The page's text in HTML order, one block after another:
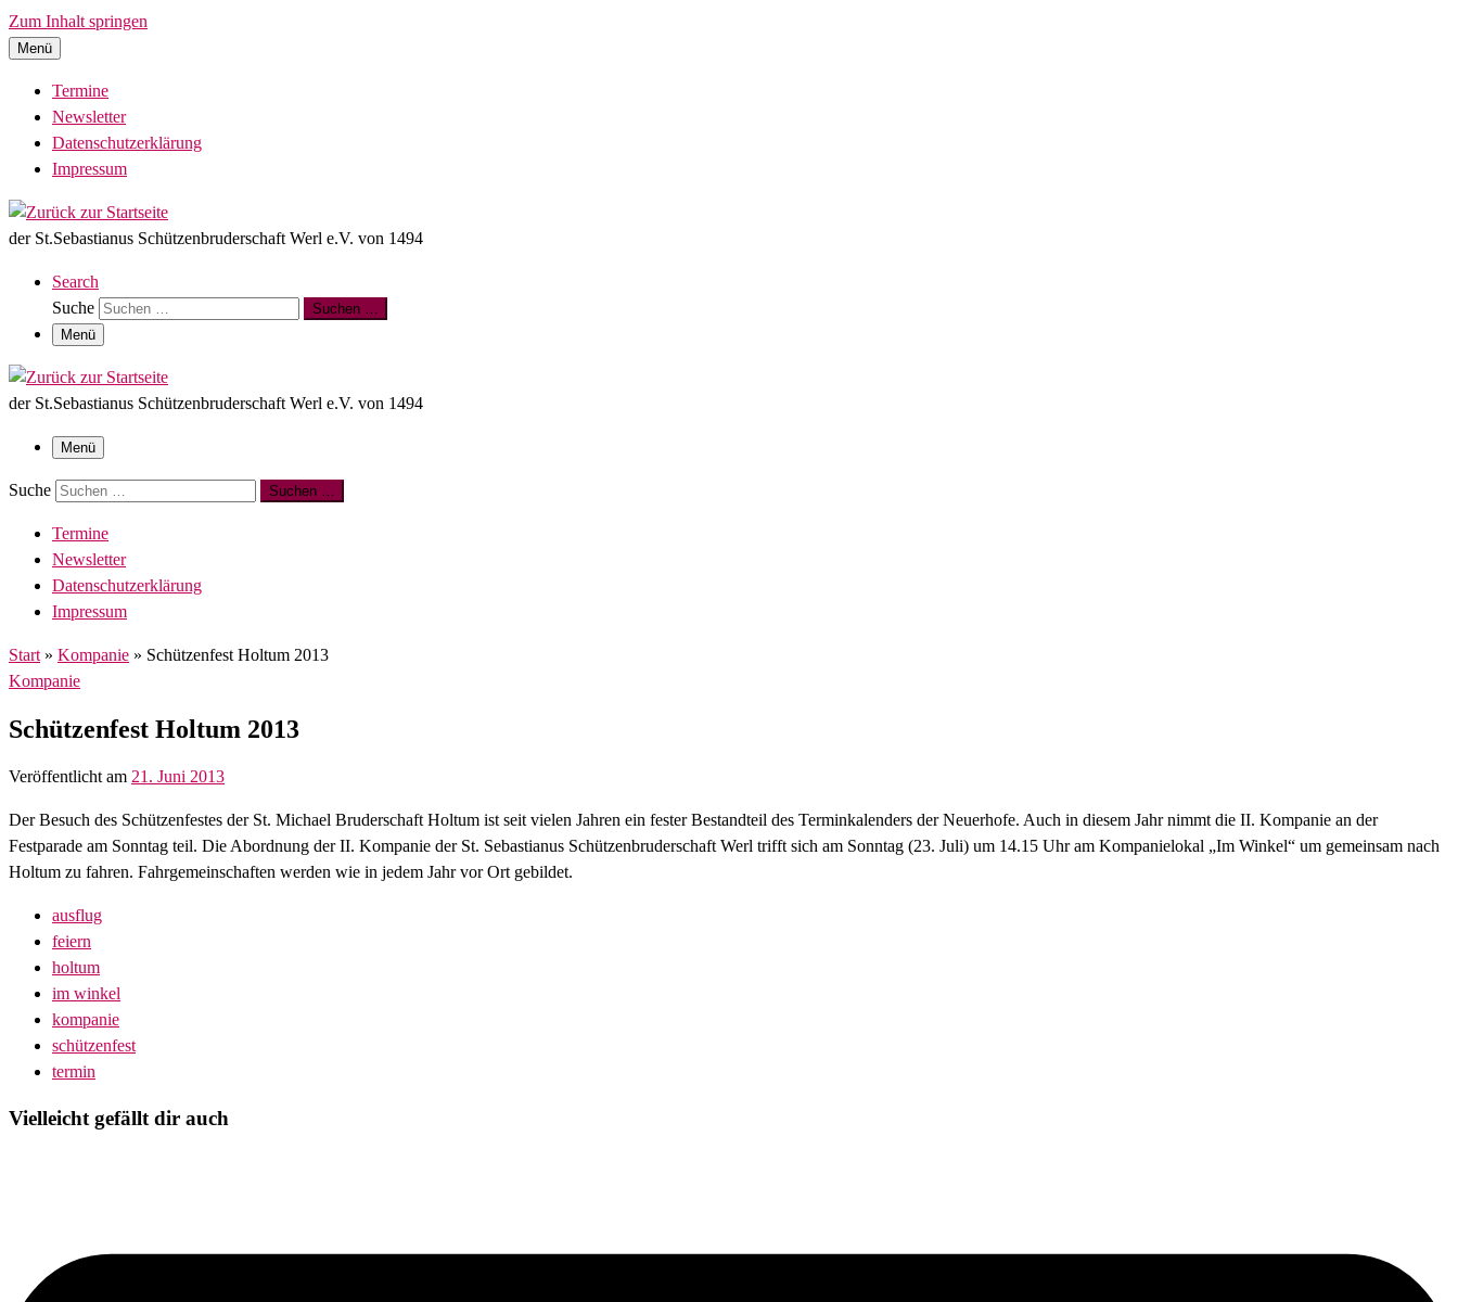
Zum Inhalt springen
Menü
Termine
Newsletter
Datenschutzerklärung
Impressum
der St.Sebastianus Schützenbruderschaft Werl e.V. von 1494
Search
Suche
Suchen …
Menü
der St.Sebastianus Schützenbruderschaft Werl e.V. von 1494
Menü
Suche Suchen …
Termine
Newsletter
Datenschutzerklärung
Impressum
Start » Kompanie » Schützenfest Holtum 2013
Kompanie
Schützenfest Holtum 2013
Veröffentlicht am 21. Juni 2013
Der Besuch des Schützenfestes der St. Michael Bruderschaft Holtum ist seit vielen Jahren ein fester Bestandteil des Terminkalenders der Neuerhofe. Auch in diesem Jahr nimmt die II. Kompanie an der
Festparade am Sonntag teil. Die Abordnung der II. Kompanie der St. Sebastianus Schützenbruderschaft Werl trifft sich am Sonntag (23. Juli) um 14.15 Uhr am Kompanielokal „Im Winkel“ um gemeinsam nach
Holtum zu fahren. Fahrgemeinschaften werden wie in jedem Jahr vor Ort gebildet.
ausflug
feiern
holtum
im winkel
kompanie
schützenfest
termin
Vielleicht gefällt dir auch